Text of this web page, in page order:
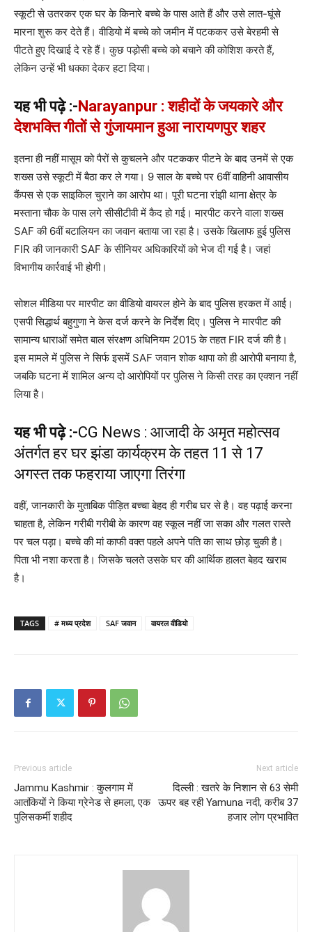
स्कूटी से उतरकर एक घर के किनारे बच्चे के पास आते हैं और उसे लात-घूंसे
मारना शुरू कर देते हैं। वीडियो में बच्चे को जमीन में पटककर उसे बेरहमी से
पीटते हुए दिखाई दे रहे हैं। कुछ पड़ोसी बच्चे को बचाने की कोशिश करते हैं,
लेकिन उन्हें भी धक्का देकर हटा दिया।
यह भी पढ़े :-Narayanpur : शहीदों के जयकारे और
देशभक्ति गीतों से गुंजायमान हुआ नारायणपुर शहर
इतना ही नहीं मासूम को पैरों से कुचलने और पटककर पीटने के बाद उनमें से एक
शख्स उसे स्कूटी में बैठा कर ले गया। 9 साल के बच्चे पर 6वीं वाहिनी आवासीय
कैंपस से एक साइकिल चुराने का आरोप था। पूरी घटना रांझी थाना क्षेत्र के
मस्ताना चौक के पास लगे सीसीटीवी में कैद हो गई। मारपीट करने वाला शख्स
SAF की 6वीं बटालियन का जवान बताया जा रहा है। उसके खिलाफ हुई पुलिस
FIR की जानकारी SAF के सीनियर अधिकारियों को भेज दी गई है। जहां
विभागीय कार्रवाई भी होगी।
सोशल मीडिया पर मारपीट का वीडियो वायरल होने के बाद पुलिस हरकत में आई।
एसपी सिद्धार्थ बहुगुणा ने केस दर्ज करने के निर्देश दिए। पुलिस ने मारपीट की
सामान्य धाराओं समेत बाल संरक्षण अधिनियम 2015 के तहत FIR दर्ज की है।
इस मामले में पुलिस ने सिर्फ इसमें SAF जवान शोक थापा को ही आरोपी बनाया है,
जबकि घटना में शामिल अन्य दो आरोपियों पर पुलिस ने किसी तरह का एक्शन नहीं
लिया है।
यह भी पढ़े :-CG News : ​​​​​​​आजादी के अमृत महोत्सव
अंतर्गत हर घर झंडा कार्यक्रम के तहत 11 से 17
अगस्त तक फहराया जाएगा तिरंगा
वहीं, जानकारी के मुताबिक पीड़ित बच्चा बेहद ही गरीब घर से है। वह पढ़ाई करना
चाहता है, लेकिन गरीबी गरीबी के कारण वह स्कूल नहीं जा सका और गलत रास्ते
पर चल पड़ा। बच्चे की मां काफी वक्त पहले अपने पति का साथ छोड़ चुकी है।
पिता भी नशा करता है। जिसके चलते उसके घर की आर्थिक हालत बेहद खराब
है।
TAGS # मध्य प्रदेश SAF जवान वायरल वीडियो
Previous article
Jammu Kashmir : कुलगाम में
आतंकियों ने किया ग्रेनेड से हमला, एक
पुलिसकर्मी शहीद
Next article
दिल्ली : खतरे के निशान से 63 सेमी
ऊपर बह रही Yamuna नदी, करीब 37
हजार लोग प्रभावित